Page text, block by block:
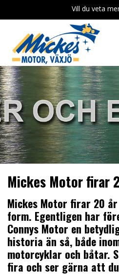
Vill du veta
Mickes Motor firar
Mickes Motor firar 20
form. Egentligen har
Connys Motor en
historia än så, både
motorcyklar och båtar.
fira och ser gärna att